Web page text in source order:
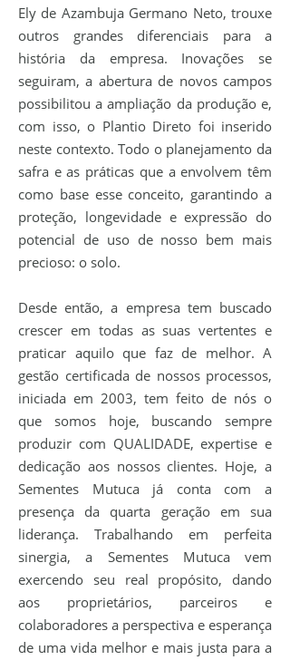
Ely de Azambuja Germano Neto, trouxe
outros grandes diferenciais para a
história da empresa. Inovações se
seguiram, a abertura de novos campos
possibilitou a ampliação da produção e,
com isso, o Plantio Direto foi inserido
neste contexto. Todo o planejamento da
safra e as práticas que a envolvem têm
como base esse conceito, garantindo a
proteção, longevidade e expressão do
potencial de uso de nosso bem mais
precioso: o solo.
Desde então, a empresa tem buscado
crescer em todas as suas vertentes e
praticar aquilo que faz de melhor. A
gestão certificada de nossos processos,
iniciada em 2003, tem feito de nós o
que somos hoje, buscando sempre
produzir com QUALIDADE, expertise e
dedicação aos nossos clientes. Hoje, a
Sementes Mutuca já conta com a
presença da quarta geração em sua
liderança. Trabalhando em perfeita
sinergia, a Sementes Mutuca vem
exercendo seu real propósito, dando
aos proprietários, parceiros e
colaboradores a perspectiva e esperança
de uma vida melhor e mais justa para a